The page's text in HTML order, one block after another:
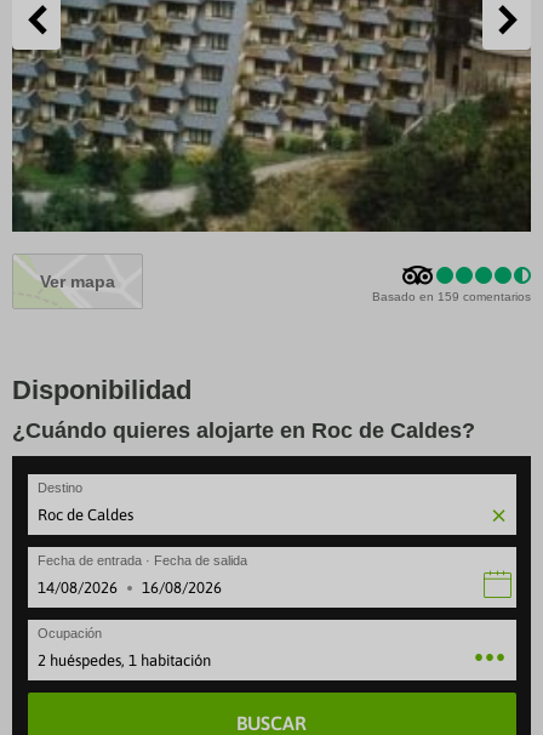
Ver mapa
Basado en 159 comentarios
Disponibilidad
¿Cuándo quieres alojarte en Roc de Caldes?
Destino
Fecha de entrada · Fecha de salida
·
Ocupación
2 huéspedes, 1 habitación
BUSCAR